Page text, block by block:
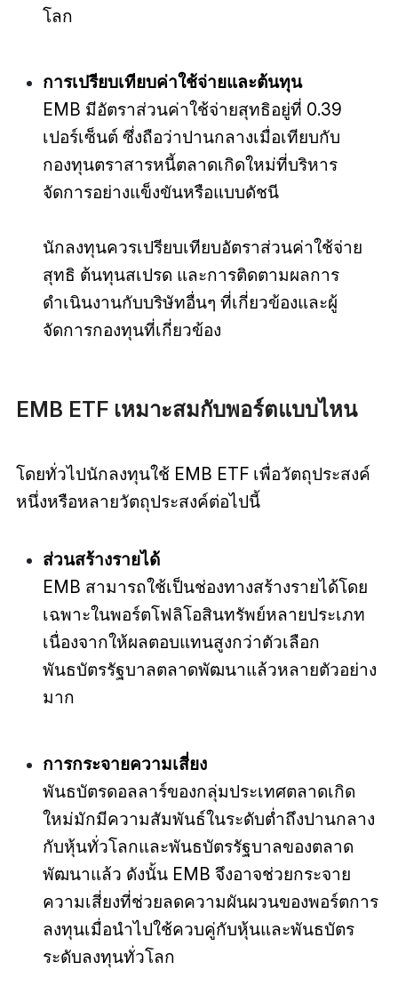
โลก
การเปรียบเทียบค่าใช้จ่ายและต้นทุน
EMB มีอัตราส่วนค่าใช้จ่ายสุทธิอยู่ที่ 0.39
เปอร์เซ็นต์ ซึ่งถือว่าปานกลางเมื่อเทียบกับ
กองทุนตราสารหนี้ตลาดเกิดใหม่ที่บริหาร
จัดการอย่างแข็งขันหรือแบบดัชนี
นักลงทุนควรเปรียบเทียบอัตราส่วนค่าใช้จ่าย
สุทธิ ต้นทุนสเปรด และการติดตามผลการ
ดำเนินงานกับบริษัทอื่นๆ ที่เกี่ยวข้องและผู้
จัดการกองทุนที่เกี่ยวข้อง
EMB ETF เหมาะสมกับพอร์ตแบบไหน
โดยทั่วไปนักลงทุนใช้ EMB ETF เพื่อวัตถุประสงค์
หนึ่งหรือหลายวัตถุประสงค์ต่อไปนี้
ส่วนสร้างรายได้
EMB สามารถใช้เป็นช่องทางสร้างรายได้โดย
เฉพาะในพอร์ตโฟลิโอสินทรัพย์หลายประเภท
เนื่องจากให้ผลตอบแทนสูงกว่าตัวเลือก
พันธบัตรรัฐบาลตลาดพัฒนาแล้วหลายตัวอย่าง
มาก
การกระจายความเสี่ยง
พันธบัตรดอลลาร์ของกลุ่มประเทศตลาดเกิด
ใหม่มักมีความสัมพันธ์ในระดับต่ำถึงปานกลาง
กับหุ้นทั่วโลกและพันธบัตรรัฐบาลของตลาด
พัฒนาแล้ว ดังนั้น EMB จึงอาจช่วยกระจาย
ความเสี่ยงที่ช่วยลดความผันผวนของพอร์ตการ
ลงทุนเมื่อนำไปใช้ควบคู่กับหุ้นและพันธบัตร
ระดับลงทุนทั่วโลก